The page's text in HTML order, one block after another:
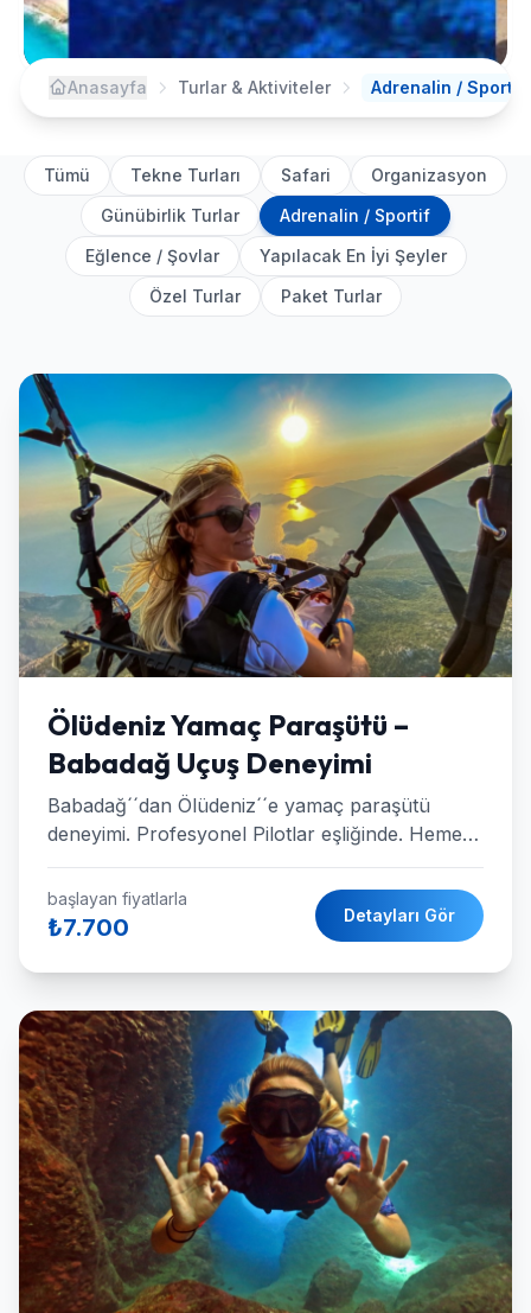
Anasayfa Turlar & Aktiviteler Adrenalin / Sportif
Tümü Tekne Turları Safari
Organizasyon
Günübirlik Turlar
Adrenalin / Sportif
Eğlence / Şovlar
Yapılacak En İyi Şeyler
Özel Turlar
Paket Turlar
Ölüdeniz Yamaç Paraşütü –
Babadağ Uçuş Deneyimi
Babadağ´´dan Ölüdeniz´´e yamaç paraşütü
deneyimi. Profesyonel Pilotlar eşliğinde. Hemen
rezervasyon yapın.
başlayan fiyatlarla
₺7.700 Detayları Gör